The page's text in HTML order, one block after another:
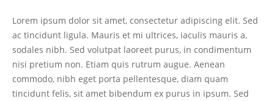
Lorem ipsum dolor sit amet, consectetur adipiscing elit. Sed
ac tincidunt ligula. Mauris et mi ultrices, iaculis mauris a,
sodales nibh. Sed volutpat laoreet purus, in condimentum
nisi pretium non. Etiam quis rutrum augue. Aenean
commodo, nibh eget porta pellentesque, diam quam
tincidunt felis, sit amet bibendum ex purus in ipsum. Sed